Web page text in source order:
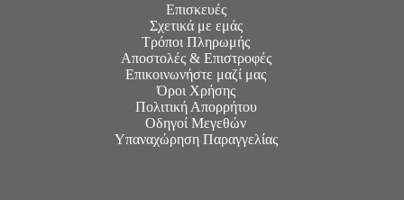
Επισκευές
Σχετικά με εμάς
Τρόποι Πληρωμής
Αποστολές & Επιστροφές
Επικοινωνήστε μαζί μας
Όροι Χρήσης
Πολιτική Απορρήτου
Οδηγοί Μεγεθών
Υπαναχώρηση Παραγγελίας